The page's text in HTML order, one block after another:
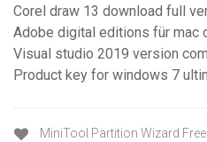
Corel draw 13 download full
Adobe digital editions für mac
Visual studio 2019 version
Product key for windows 7
MiniTool Partition Wizard